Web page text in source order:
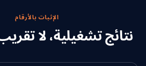
الإثبات بالأرقام
نتائج تشغيلية، لا